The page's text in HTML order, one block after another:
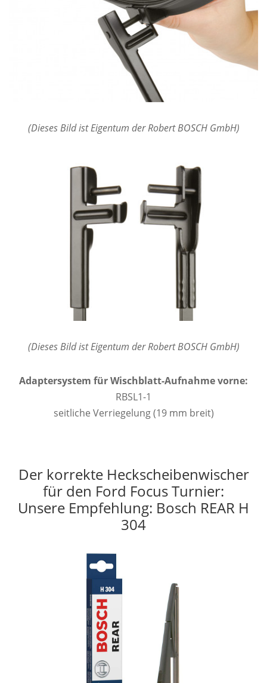
(Dieses Bild ist Eigentum der Robert BOSCH GmbH)
(Dieses Bild ist Eigentum der Robert BOSCH GmbH)
Adaptersystem für Wischblatt-Aufnahme vorne:
RBSL1-1
seitliche Verriegelung (19 mm breit)
Der korrekte Heckscheibenwischer
für den Ford Focus Turnier:
Unsere Empfehlung: Bosch REAR H
304